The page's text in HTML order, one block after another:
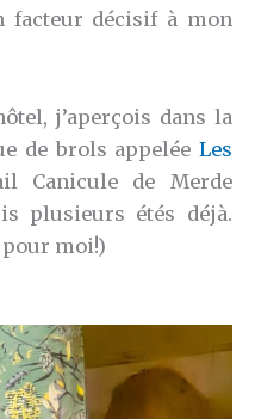
facteur décisif à mon
j’aperçois dans la
de brols appelée Les
Canicule de Merde
plusieurs étés déjà.
pour moi!)